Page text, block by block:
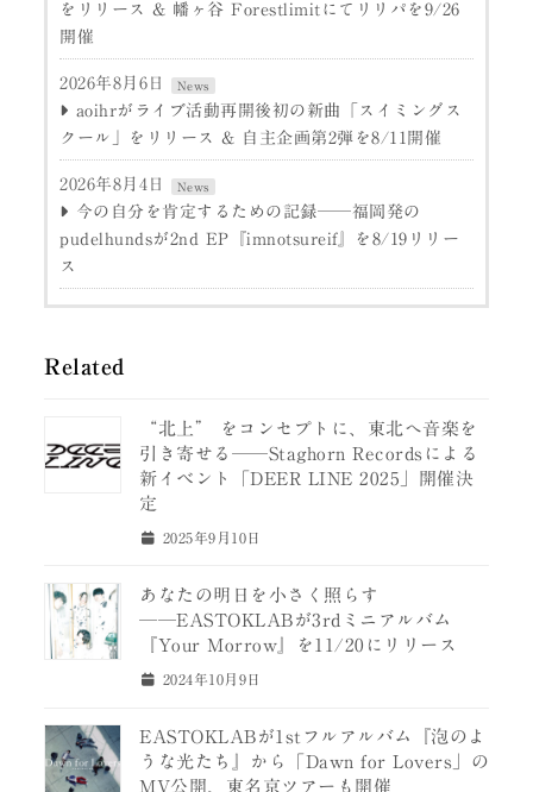
をリリース & 幡ヶ谷 Forestlimitにてリリパを9/26
開催
2026年8月6日 News
aoihrがライブ活動再開後初の新曲「スイミングス
クール」をリリース & 自主企画第2弾を8/11開催
2026年8月4日 News
今の自分を肯定するための記録──福岡発の
pudelhundsが2nd EP『imnotsureif』を8/19リリー
ス
Related
“北上” をコンセプトに、東北へ音楽を
引き寄せる──Staghorn Recordsによる
新イベント「DEER LINE 2025」開催決
定
2025年9月10日
あなたの明日を小さく照らす
──EASTOKLABが3rdミニアルバム
『Your Morrow』を11/20にリリース
2024年10月9日
EASTOKLABが1stフルアルバム『泡のよ
うな光たち』から「Dawn for Lovers」の
MV公開、東名京ツアーも開催